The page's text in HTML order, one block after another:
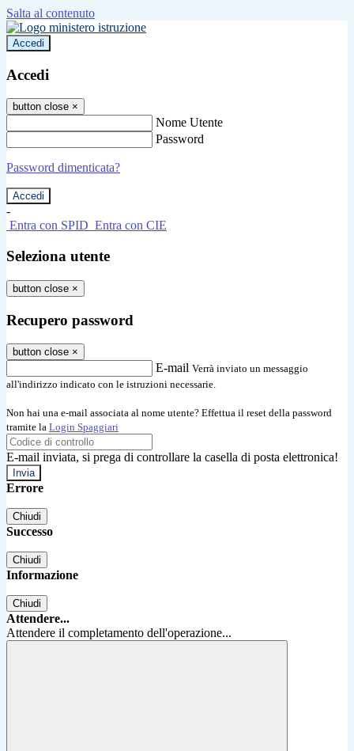
Salta al contenuto
Accedi
Accedi
button close ×
Nome Utente
Password
Password dimenticata?
-
Entra con SPID Entra con CIE
Seleziona utente
button close ×
Recupero password
button close ×
E-mail Verrà inviato un messaggio
all'indirizzo indicato con le istruzioni necessarie.
Non hai una e-mail associata al nome utente? Effettua il reset della password
tramite la Login Spaggiari
E-mail inviata, si prega di controllare la casella di posta elettronica!
Errore
Chiudi
Successo
Chiudi
Informazione
Chiudi
Attendere...
Attendere il completamento dell'operazione...